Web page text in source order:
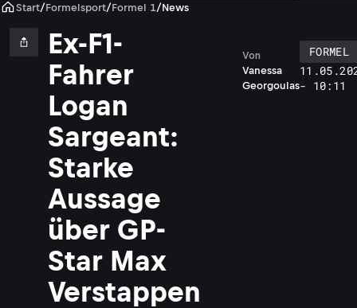
Start/Formelsport/Formel 1/News
Ex-F1-
Fahrer
Logan
Sargeant:
Starke
Aussage
über GP-
Star Max
Verstappen
Vanessa
Georgoulas
Von
FORMEL
- 10:11